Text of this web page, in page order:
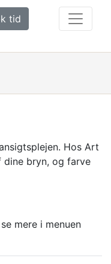
tid
Hos Art
bryn, og farve
mere i menuen